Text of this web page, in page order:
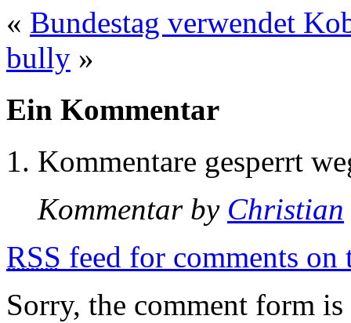
« Bundestag verwendet
bully »
Ein Kommentar
Kommentare gesperrt
Kommentar by Christian
RSS feed for comments on
Sorry, the comment form